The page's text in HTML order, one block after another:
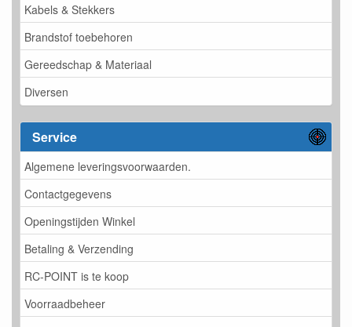
Kabels & Stekkers
Brandstof toebehoren
Gereedschap & Materiaal
Diversen
Service
Algemene leveringsvoorwaarden.
Contactgegevens
Openingstijden Winkel
Betaling & Verzending
RC-POINT is te koop
Voorraadbeheer